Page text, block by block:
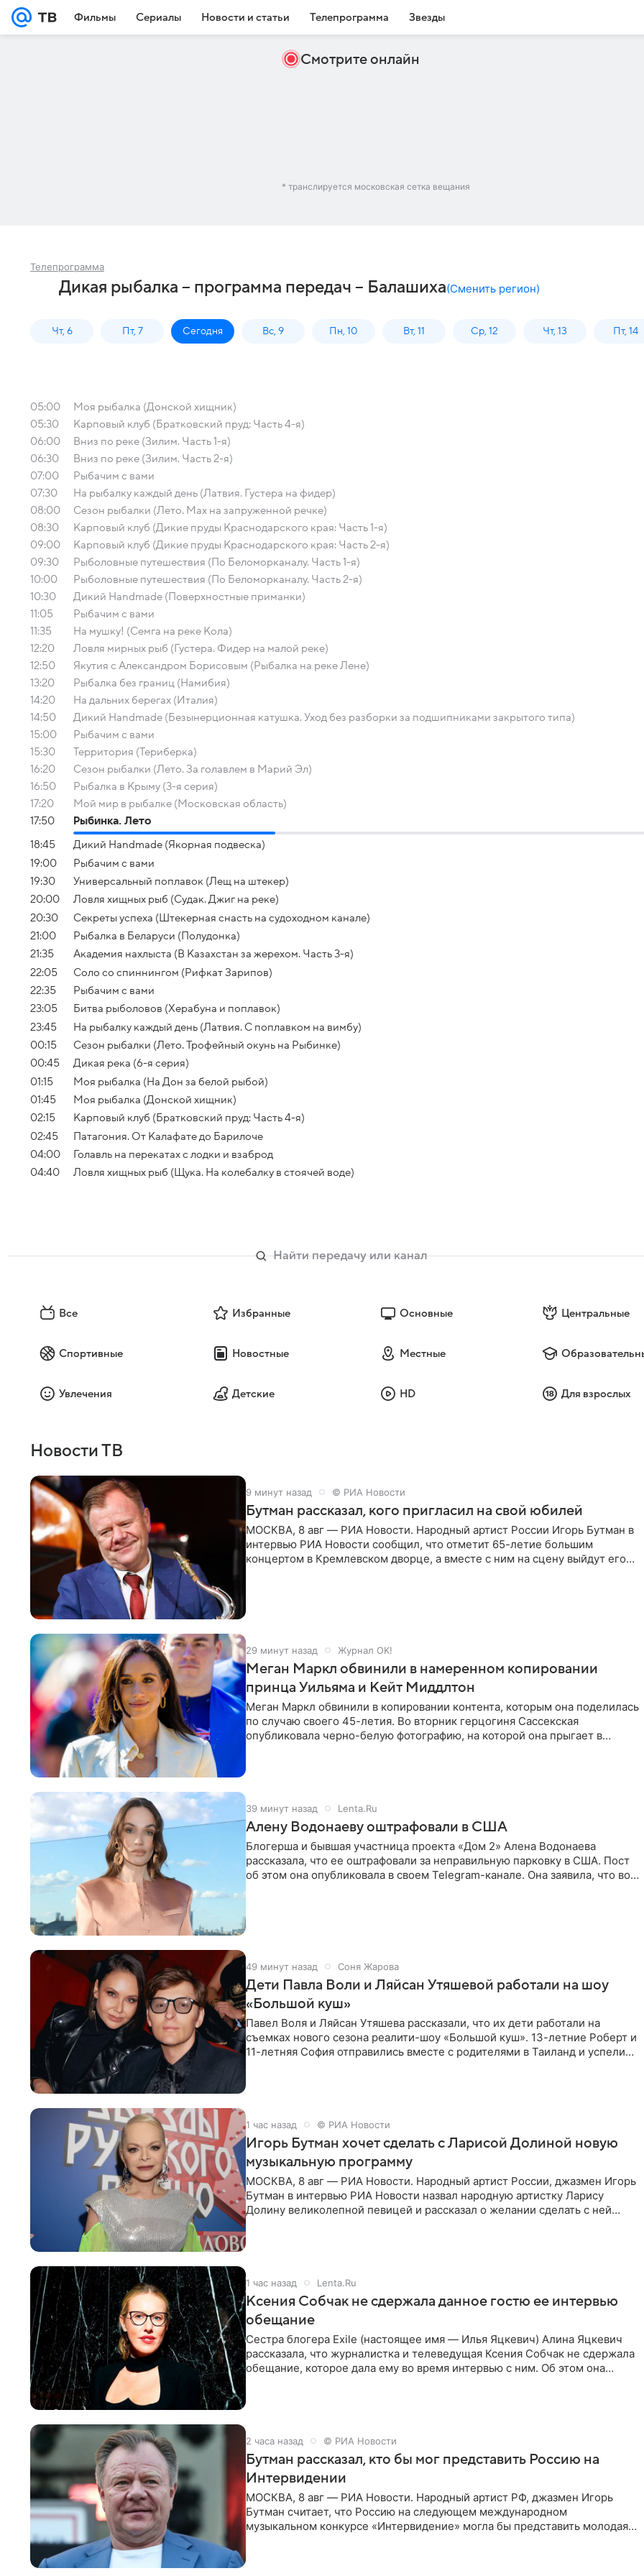
Фильмы Сериалы Новости и статьи Телепрограмма Звезды
Смотрите онлайн
* транслируется московская сетка вещания
Телепрограмма
Дикая рыбалка – программа передач – Балашиха(Сменить регион)
Чт, 6 Пт, 7 Сегодня Вс, 9 Пн, 10 Вт, 11 Ср, 12 Чт, 13 Пт, 14
05:00
Моя рыбалка (Донской хищник)
05:30
Карповый клуб (Братковский пруд: Часть 4-я)
06:00
Вниз по реке (Зилим. Часть 1-я)
06:30
Вниз по реке (Зилим. Часть 2-я)
07:00
Рыбачим с вами
07:30
На рыбалку каждый день (Латвия. Густера на фидер)
08:00
Сезон рыбалки (Лето. Мах на запруженной речке)
08:30
Карповый клуб (Дикие пруды Краснодарского края: Часть 1-я)
09:00
Карповый клуб (Дикие пруды Краснодарского края: Часть 2-я)
09:30
Рыболовные путешествия (По Беломорканалу. Часть 1-я)
10:00
Рыболовные путешествия (По Беломорканалу. Часть 2-я)
10:30
Дикий Handmade (Поверхностные приманки)
11:05
Рыбачим с вами
11:35
На мушку! (Семга на реке Кола)
12:20
Ловля мирных рыб (Густера. Фидер на малой реке)
12:50
Якутия с Александром Борисовым (Рыбалка на реке Лене)
13:20
Рыбалка без границ (Намибия)
14:20
На дальних берегах (Италия)
14:50
Дикий Handmade (Безынерционная катушка. Уход без разборки за подшипниками закрытого типа)
15:00
Рыбачим с вами
15:30
Территория (Териберка)
16:20
Сезон рыбалки (Лето. За голавлем в Марий Эл)
16:50
Рыбалка в Крыму (3-я серия)
17:20
Мой мир в рыбалке (Московская область)
17:50
Рыбинка. Лето
18:45
Дикий Handmade (Якорная подвеска)
19:00
Рыбачим с вами
19:30
Универсальный поплавок (Лещ на штекер)
20:00
Ловля хищных рыб (Судак. Джиг на реке)
20:30
Секреты успеха (Штекерная снасть на судоходном канале)
21:00
Рыбалка в Беларуси (Полудонка)
21:35
Академия нахлыста (В Казахстан за жерехом. Часть 3-я)
22:05
Соло со спиннингом (Рифкат Зарипов)
22:35
Рыбачим с вами
23:05
Битва рыболовов (Херабуна и поплавок)
23:45
На рыбалку каждый день (Латвия. С поплавком на вимбу)
00:15
Сезон рыбалки (Лето. Трофейный окунь на Рыбинке)
00:45
Дикая река (6-я серия)
01:15
Моя рыбалка (На Дон за белой рыбой)
01:45
Моя рыбалка (Донской хищник)
02:15
Карповый клуб (Братковский пруд: Часть 4-я)
02:45
Патагония. От Калафате до Барилоче
04:00
Голавль на перекатах с лодки и взаброд
04:40
Ловля хищных рыб (Щука. На колебалку в стоячей воде)
Все Избранные Основные Центральные
Спортивные Новостные Местные
Увлечения Детские HD Для взрослых
Новости ТВ
9 минут назад © РИА Новости
Бутман рассказал, кого пригласил на свой юбилей
МОСКВА, 8 авг — РИА Новости. Народный артист России Игорь Бутман в
интервью РИА Новости сообщил, что отметит 65-летие большим
концертом в Кремлевском дворце, а вместе с ним на сцену выйдут его
29 минут назад Журнал OK!
Меган Маркл обвинили в намеренном копировании
принца Уильяма и Кейт Миддлтон
Меган Маркл обвинили в копировании контента, которым она поделилась
по случаю своего 45-летия. Во вторник герцогиня Сассекская
опубликовала черно-белую фотографию, на которой она прыгает в
39 минут назад Lenta.Ru
Алену Водонаеву оштрафовали в США
Блогерша и бывшая участница проекта «Дом 2» Алена Водонаева
рассказала, что ее оштрафовали за неправильную парковку в США. Пост
об этом она опубликовала в своем Telegram-канале. Она заявила, что во
49 минут назад Соня Жарова
Дети Павла Воли и Ляйсан Утяшевой работали на шоу
«Большой куш»
Павел Воля и Ляйсан Утяшева рассказали, что их дети работали на
съемках нового сезона реалити-шоу «Большой куш». 13-летние Роберт и
11-летняя София отправились вместе с родителями в Таиланд и успели
1 час назад © РИА Новости
Игорь Бутман хочет сделать с Ларисой Долиной новую
музыкальную программу
МОСКВА, 8 авг — РИА Новости. Народный артист России, джазмен Игорь
Бутман в интервью РИА Новости назвал народную артистку Ларису
Долину великолепной певицей и рассказал о желании сделать с ней
1 час назад Lenta.Ru
Ксения Собчак не сдержала данное гостю ее интервью
обещание
Сестра блогера Exile (настоящее имя — Илья Яцкевич) Алина Яцкевич
рассказала, что журналистка и телеведущая Ксения Собчак не сдержала
обещание, которое дала ему во время интервью с ним. Об этом она
2 часа назад © РИА Новости
Бутман рассказал, кто бы мог представить Россию на
Интервидении
МОСКВА, 8 авг — РИА Новости. Народный артист РФ, джазмен Игорь
Бутман считает, что Россию на следующем международном
музыкальном конкурсе «Интервидение» могла бы представить молодая